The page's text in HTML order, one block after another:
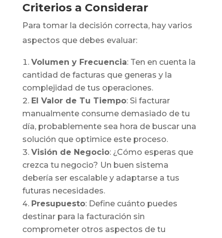
Criterios a Considerar
Para tomar la decisión correcta, hay varios
aspectos que debes evaluar:
Volumen y Frecuencia: Ten en cuenta la
cantidad de facturas que generas y la
complejidad de tus operaciones.
El Valor de Tu Tiempo: Si facturar
manualmente consume demasiado de tu
día, probablemente sea hora de buscar una
solución que optimice este proceso.
Visión de Negocio: ¿Cómo esperas que
crezca tu negocio? Un buen sistema
debería ser escalable y adaptarse a tus
futuras necesidades.
Presupuesto: Define cuánto puedes
destinar para la facturación sin
comprometer otros aspectos de tu